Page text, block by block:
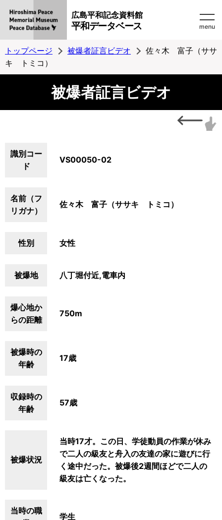
広島平和記念資料館
平和データベース menu
トップページ 被爆者証言ビデオ
佐々木 富子（ササ
キ トミコ）
被爆者証言ビデオ
識別コー
ド
VS00050-02
名前（フ
リガナ）
佐々木 富子（ササキ トミコ）
性別 女性
被爆地 八丁堀付近,電車内
爆心地か
らの距離
750m
被爆時の
年齢
17歳
収録時の
年齢
57歳
被爆状況
当時17才。この日、学徒動員の作業が休み
で二人の級友と舟入の友達の家に遊びに行
く途中だった。被爆後2週間ほどで二人の
級友は亡くなった。
当時の職
学生